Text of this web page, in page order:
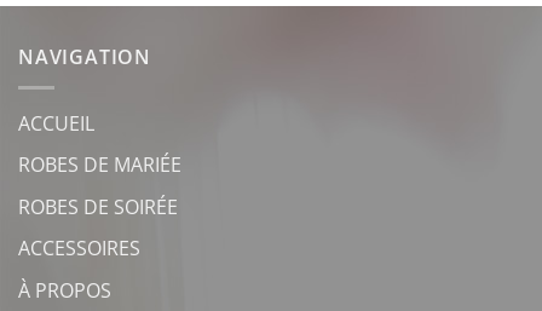
NAVIGATION
ACCUEIL
ROBES DE MARIÉE
ROBES DE SOIRÉE
ACCESSOIRES
À PROPOS